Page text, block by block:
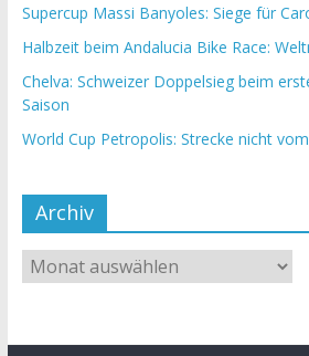
Supercup Massi Banyoles: Siege für
Halbzeit beim Andalucia Bike Race:
Chelva: Schweizer Doppelsieg beim
Saison
World Cup Petropolis: Strecke nicht
Archiv